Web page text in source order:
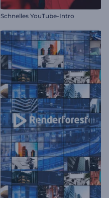
Schnelles YouTube-Intro